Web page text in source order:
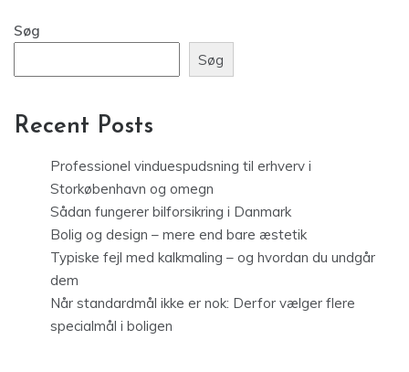
Søg
Søg
Recent Posts
Professionel vinduespudsning til erhverv i
Storkøbenhavn og omegn
Sådan fungerer bilforsikring i Danmark
Bolig og design – mere end bare æstetik
Typiske fejl med kalkmaling – og hvordan du undgår
dem
Når standardmål ikke er nok: Derfor vælger flere
specialmål i boligen